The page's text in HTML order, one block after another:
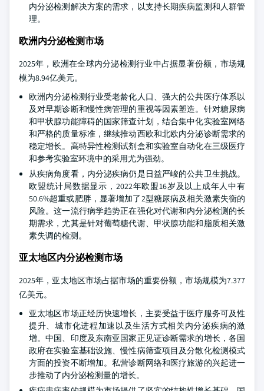
内分泌检测解决方案的需求，以支持长期疾病监测和人群管
理。
欧洲内分泌检测市场
2025年，欧洲在全球内分泌检测行业中占据显著份额，市场规
模为8.94亿美元。
欧洲内分泌检测行业受老龄化人口、强大的公共医疗体系以
及对早期诊断和慢性病管理的重视等因素塑造。针对糖尿病
和甲状腺功能障碍的国家筛查计划，结合集中化实验室网络
和严格的质量标准，继续推动西欧和北欧内分泌诊断需求的
稳定增长。高特异性检测试剂盒和实验室自动化在三级医疗
和参考实验室环境中的采用尤为强劲。
从疾病角度看，内分泌疾病仍是日益严峻的公共卫生挑战。
欧盟统计局数据显示，2022年欧盟16岁及以上成年人中有
50.6%超重或肥胖，显著增加了2型糖尿病及相关激素失衡的
风险。这一流行病学趋势正在强化对代谢和内分泌检测的长
期需求，尤其是针对葡萄糖代谢、甲状腺功能和脂质相关激
素失调的检测。
亚太地区内分泌检测市场
2025年，亚太地区市场占据市场的重要份额，市场规模为7.377
亿美元。
亚太地区市场正经历快速增长，主要受益于医疗服务可及性
提升、城市化进程加速以及生活方式相关内分泌疾病的激
增。中国、印度及东南亚国家正见证诊断需求的增长，各国
政府在实验室基础设施、慢性病筛查项目及分散化检测模式
方面的投资不断增加。私营诊断网络和医疗旅游的兴起进一
步推动了内分泌检测量的增长。